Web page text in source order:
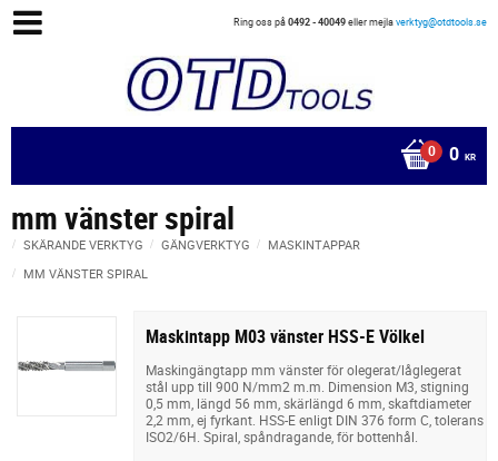
Ring oss på0492 - 40049eller mejlaverktyg@otdtools.se
0 KR
mm vänster spiral
SKÄRANDE VERKTYG GÄNGVERKTYG
MASKINTAPPAR
MM VÄNSTER SPIRAL
Maskintapp M03 vänster HSS-E Völkel
Maskingängtapp mm vänster för olegerat/låglegerat
stål upp till 900 N/mm2 m.m. Dimension M3, stigning
0,5 mm, längd 56 mm, skärlängd 6 mm, skaftdiameter
2,2 mm, ej fyrkant. HSS-E enligt DIN 376 form C, tolerans
ISO2/6H. Spiral, spåndragande, för bottenhål.